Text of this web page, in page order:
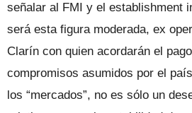
señalar al FMI y el establishment
será esta figura moderada, ex
Clarín con quien acordarán el
compromisos asumidos por el
los “mercados”, no es sólo un